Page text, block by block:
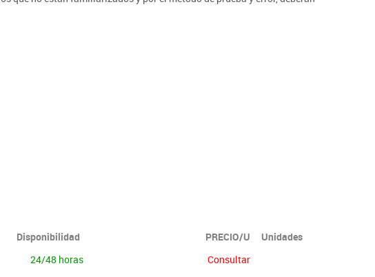
Disponibilidad PRECIO/U
Unidades
24/48 horas Consultar